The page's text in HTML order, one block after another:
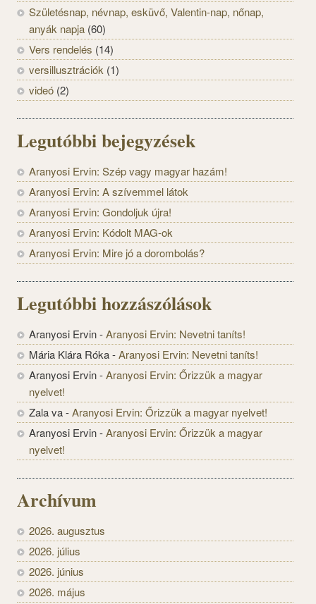
Születésnap, névnap, esküvő, Valentin-nap, nőnap,
anyák napja (60)
Vers rendelés (14)
versillusztrációk (1)
videó (2)
Legutóbbi bejegyzések
Aranyosi Ervin: Szép vagy magyar hazám!
Aranyosi Ervin: A szívemmel látok
Aranyosi Ervin: Gondoljuk újra!
Aranyosi Ervin: Kódolt MAG-ok
Aranyosi Ervin: Mire jó a dorombolás?
Legutóbbi hozzászólások
Aranyosi Ervin-Aranyosi Ervin: Nevetni taníts!
Mária Klára Róka-Aranyosi Ervin: Nevetni taníts!
Aranyosi Ervin-Aranyosi Ervin: Őrizzük a magyar
nyelvet!
Zala va-Aranyosi Ervin: Őrizzük a magyar nyelvet!
Aranyosi Ervin-Aranyosi Ervin: Őrizzük a magyar
nyelvet!
Archívum
2026. augusztus
2026. július
2026. június
2026. május